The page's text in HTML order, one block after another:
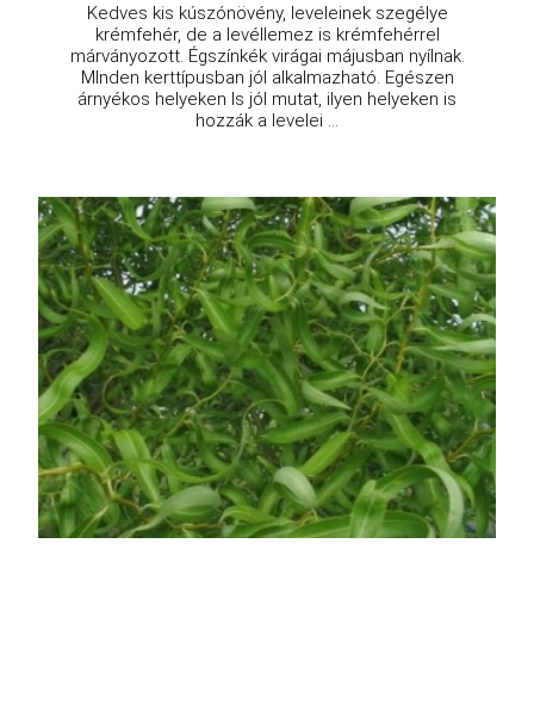
Kedves kis kúszónövény, leveleinek szegélye
krémfehér, de a levéllemez is krémfehérrel
márványozott. Égszínkék virágai májusban nyílnak.
MInden kerttípusban jól alkalmazható. Egészen
árnyékos helyeken ls jól mutat, ilyen helyeken is
hozzák a levelei ...